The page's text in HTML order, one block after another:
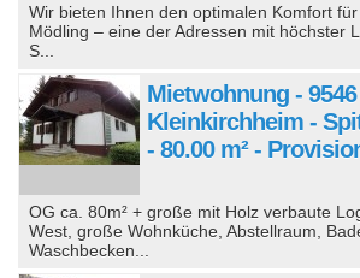
Wir bieten Ihnen den optimalen Komfort
Mödling – eine der Adressen mit höchster
S...
Mietwohnung - 9546
Kleinkirchheim -
- 80.00 m² -
OG ca. 80m² + große mit Holz verbaute
West, große Wohnküche, Abstellraum,
Waschbecken...